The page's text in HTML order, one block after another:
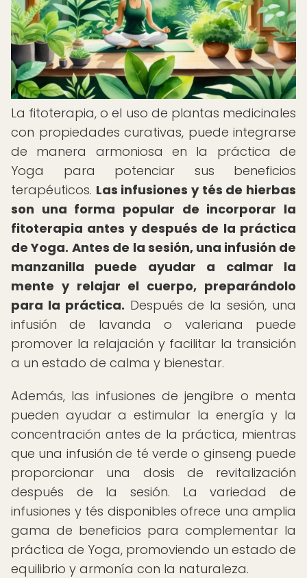
La fitoterapia, o el uso de plantas medicinales
con propiedades curativas, puede integrarse
de manera armoniosa en la práctica de
Yoga para potenciar sus beneficios
terapéuticos. Las infusiones y tés de hierbas
son una forma popular de incorporar la
fitoterapia antes y después de la práctica
de Yoga. Antes de la sesión, una infusión de
manzanilla puede ayudar a calmar la
mente y relajar el cuerpo, preparándolo
para la práctica. Después de la sesión, una
infusión de lavanda o valeriana puede
promover la relajación y facilitar la transición
a un estado de calma y bienestar.
Además, las infusiones de jengibre o menta
pueden ayudar a estimular la energía y la
concentración antes de la práctica, mientras
que una infusión de té verde o ginseng puede
proporcionar una dosis de revitalización
después de la sesión. La variedad de
infusiones y tés disponibles ofrece una amplia
gama de beneficios para complementar la
práctica de Yoga, promoviendo un estado de
equilibrio y armonía con la naturaleza.